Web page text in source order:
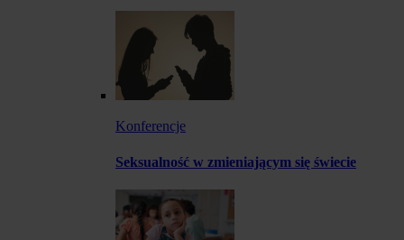
Konferencje
Seksualność w zmieniającym się świecie